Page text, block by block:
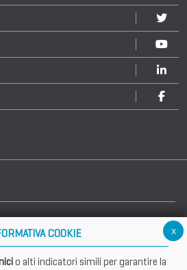
x
COOKIE
o alti indicatori simili per garantire la